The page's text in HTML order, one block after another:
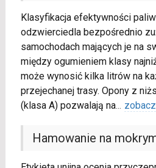
Klasyfikacja efektywności
odzwierciedla bezpośrednio
samochodach mających je na
między ogumieniem klasy
może wynosić kilka litrów na
przejechanej trasy. Opony z
(klasa A) pozwalają na...
Hamowanie na